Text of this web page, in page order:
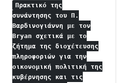
Πρακτικό της
συνάντησης του Π.
Βαρδινογιάννη με τον
Bryan σχετικά με το
ζήτημα της διοχέτευσης
πληροφοριών για την
οικονομική πολιτική της
κυβέρνησης και τις